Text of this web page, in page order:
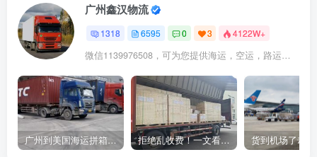
广州鑫汉物流
1318 6595 0 3 4122W+
微信1139976508，可为您提供海运，空运，路运，铁路运输
广州到美国海运拼箱多少钱？2024年最新运费构成+隐藏费用避坑指南 拒绝乱收费！一文看懂中国货代计费套路，教你避开所有隐形坑